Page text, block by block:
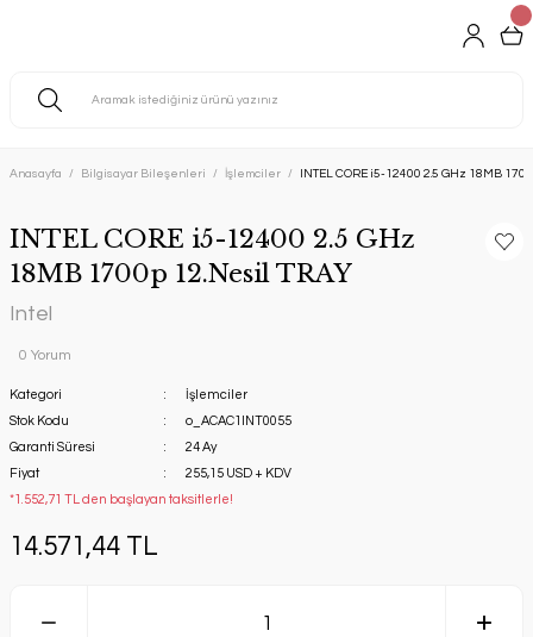
Anasayfa Bilgisayar Bileşenleri İşlemciler INTEL CORE i5-12400 2.5 GHz 18MB
INTEL CORE i5-12400 2.5 GHz
18MB 1700p 12.Nesil TRAY
Intel
0 Yorum
Kategori
İşlemciler
Stok Kodu
o_ACAC1INT0055
Garanti Süresi
24 Ay
Fiyat
255,15 USD + KDV
*1.552,71 TL den başlayan taksitlerle!
14.571,44 TL